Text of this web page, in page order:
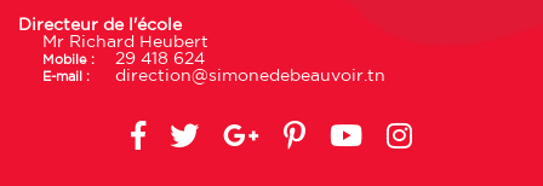
Directeur de l'école
Mr Richard Heubert
Mobile : 29 418 624
E-mail : direction@simonedebeauvoir.tn